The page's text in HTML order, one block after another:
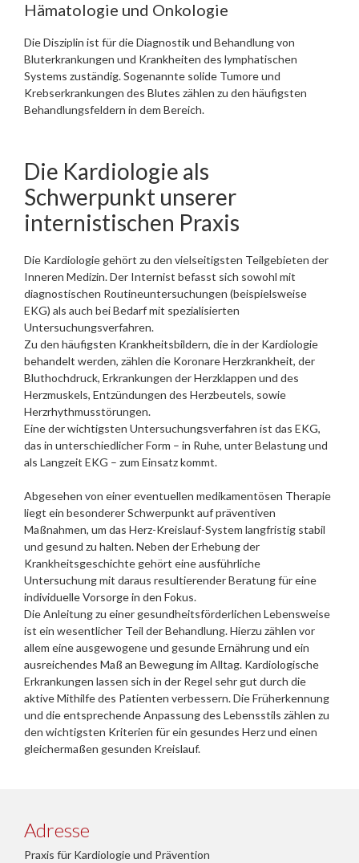
Hämatologie und Onkologie
Die Disziplin ist für die Diagnostik und Behandlung von
Bluterkrankungen und Krankheiten des lymphatischen
Systems zuständig. Sogenannte solide Tumore und
Krebserkrankungen des Blutes zählen zu den häufigsten
Behandlungsfeldern in dem Bereich.
Die Kardiologie als
Schwerpunkt unserer
internistischen Praxis
Die Kardiologie gehört zu den vielseitigsten Teilgebieten der
Inneren Medizin. Der Internist befasst sich sowohl mit
diagnostischen Routineuntersuchungen (beispielsweise
EKG) als auch bei Bedarf mit spezialisierten
Untersuchungsverfahren.
Zu den häufigsten Krankheitsbildern, die in der Kardiologie
behandelt werden, zählen die Koronare Herzkrankheit, der
Bluthochdruck, Erkrankungen der Herzklappen und des
Herzmuskels, Entzündungen des Herzbeutels, sowie
Herzrhythmusstörungen.
Eine der wichtigsten Untersuchungsverfahren ist das EKG,
das in unterschiedlicher Form – in Ruhe, unter Belastung und
als Langzeit EKG – zum Einsatz kommt.
Abgesehen von einer eventuellen medikamentösen Therapie
liegt ein besonderer Schwerpunkt auf präventiven
Maßnahmen, um das Herz-Kreislauf-System langfristig stabil
und gesund zu halten. Neben der Erhebung der
Krankheitsgeschichte gehört eine ausführliche
Untersuchung mit daraus resultierender Beratung für eine
individuelle Vorsorge in den Fokus.
Die Anleitung zu einer gesundheitsförderlichen Lebensweise
ist ein wesentlicher Teil der Behandlung. Hierzu zählen vor
allem eine ausgewogene und gesunde Ernährung und ein
ausreichendes Maß an Bewegung im Alltag. Kardiologische
Erkrankungen lassen sich in der Regel sehr gut durch die
aktive Mithilfe des Patienten verbessern. Die Früherkennung
und die entsprechende Anpassung des Lebensstils zählen zu
den wichtigsten Kriterien für ein gesundes Herz und einen
gleichermaßen gesunden Kreislauf.
Adresse
Praxis für Kardiologie und Prävention